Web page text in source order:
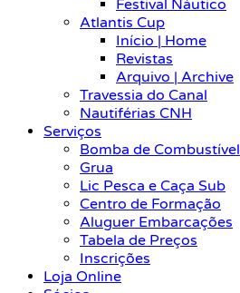
Festival Náutico
Atlantis Cup
Início | Home
Revistas
Arquivo | Archive
Travessia do Canal
Nautiférias CNH
Serviços
Bomba de Combustível
Grua
Lic Pesca e Caça Sub
Centro de Formação
Aluguer Embarcações
Tabela de Preços
Inscrições
Loja Online